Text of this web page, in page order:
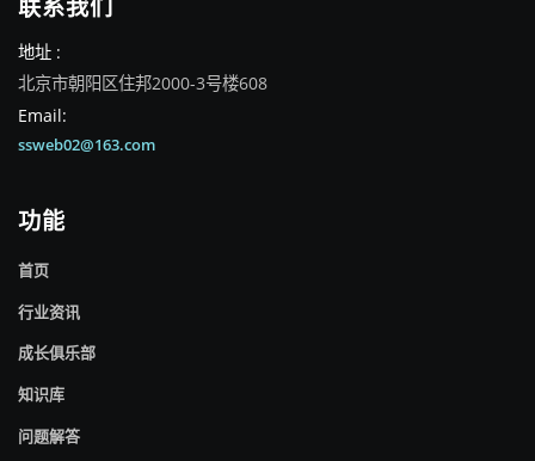
联系我们
地址 :
北京市朝阳区住邦2000-3号楼608
Email:
ssweb02@163.com
功能
首页
行业资讯
成长俱乐部
知识库
问题解答